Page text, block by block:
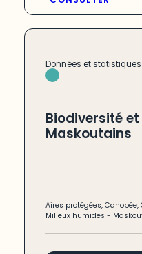
Données et statistiques
Biodiversité
Maskoutains
Aires protégées,Canopée,
Milieux humides -